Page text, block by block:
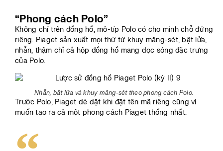
“Phong cách Polo”
Không chỉ trên đồng hồ, mô-típ Polo có cho mình chỗ đứng
riêng. Piaget sản xuất mọi thứ từ khuy măng-sét, bật lửa,
nhẫn, thậm chỉ cả hộp đồng hồ mang dọc sóng đặc trưng
của Polo.
Nhẫn, bật lửa và khuy măng-sét theo phong cách Polo.
Trước Polo, Piaget dè dặt khi đặt tên mã riêng cũng vì
muốn tạo ra cả một phong cách Piaget thống nhất.